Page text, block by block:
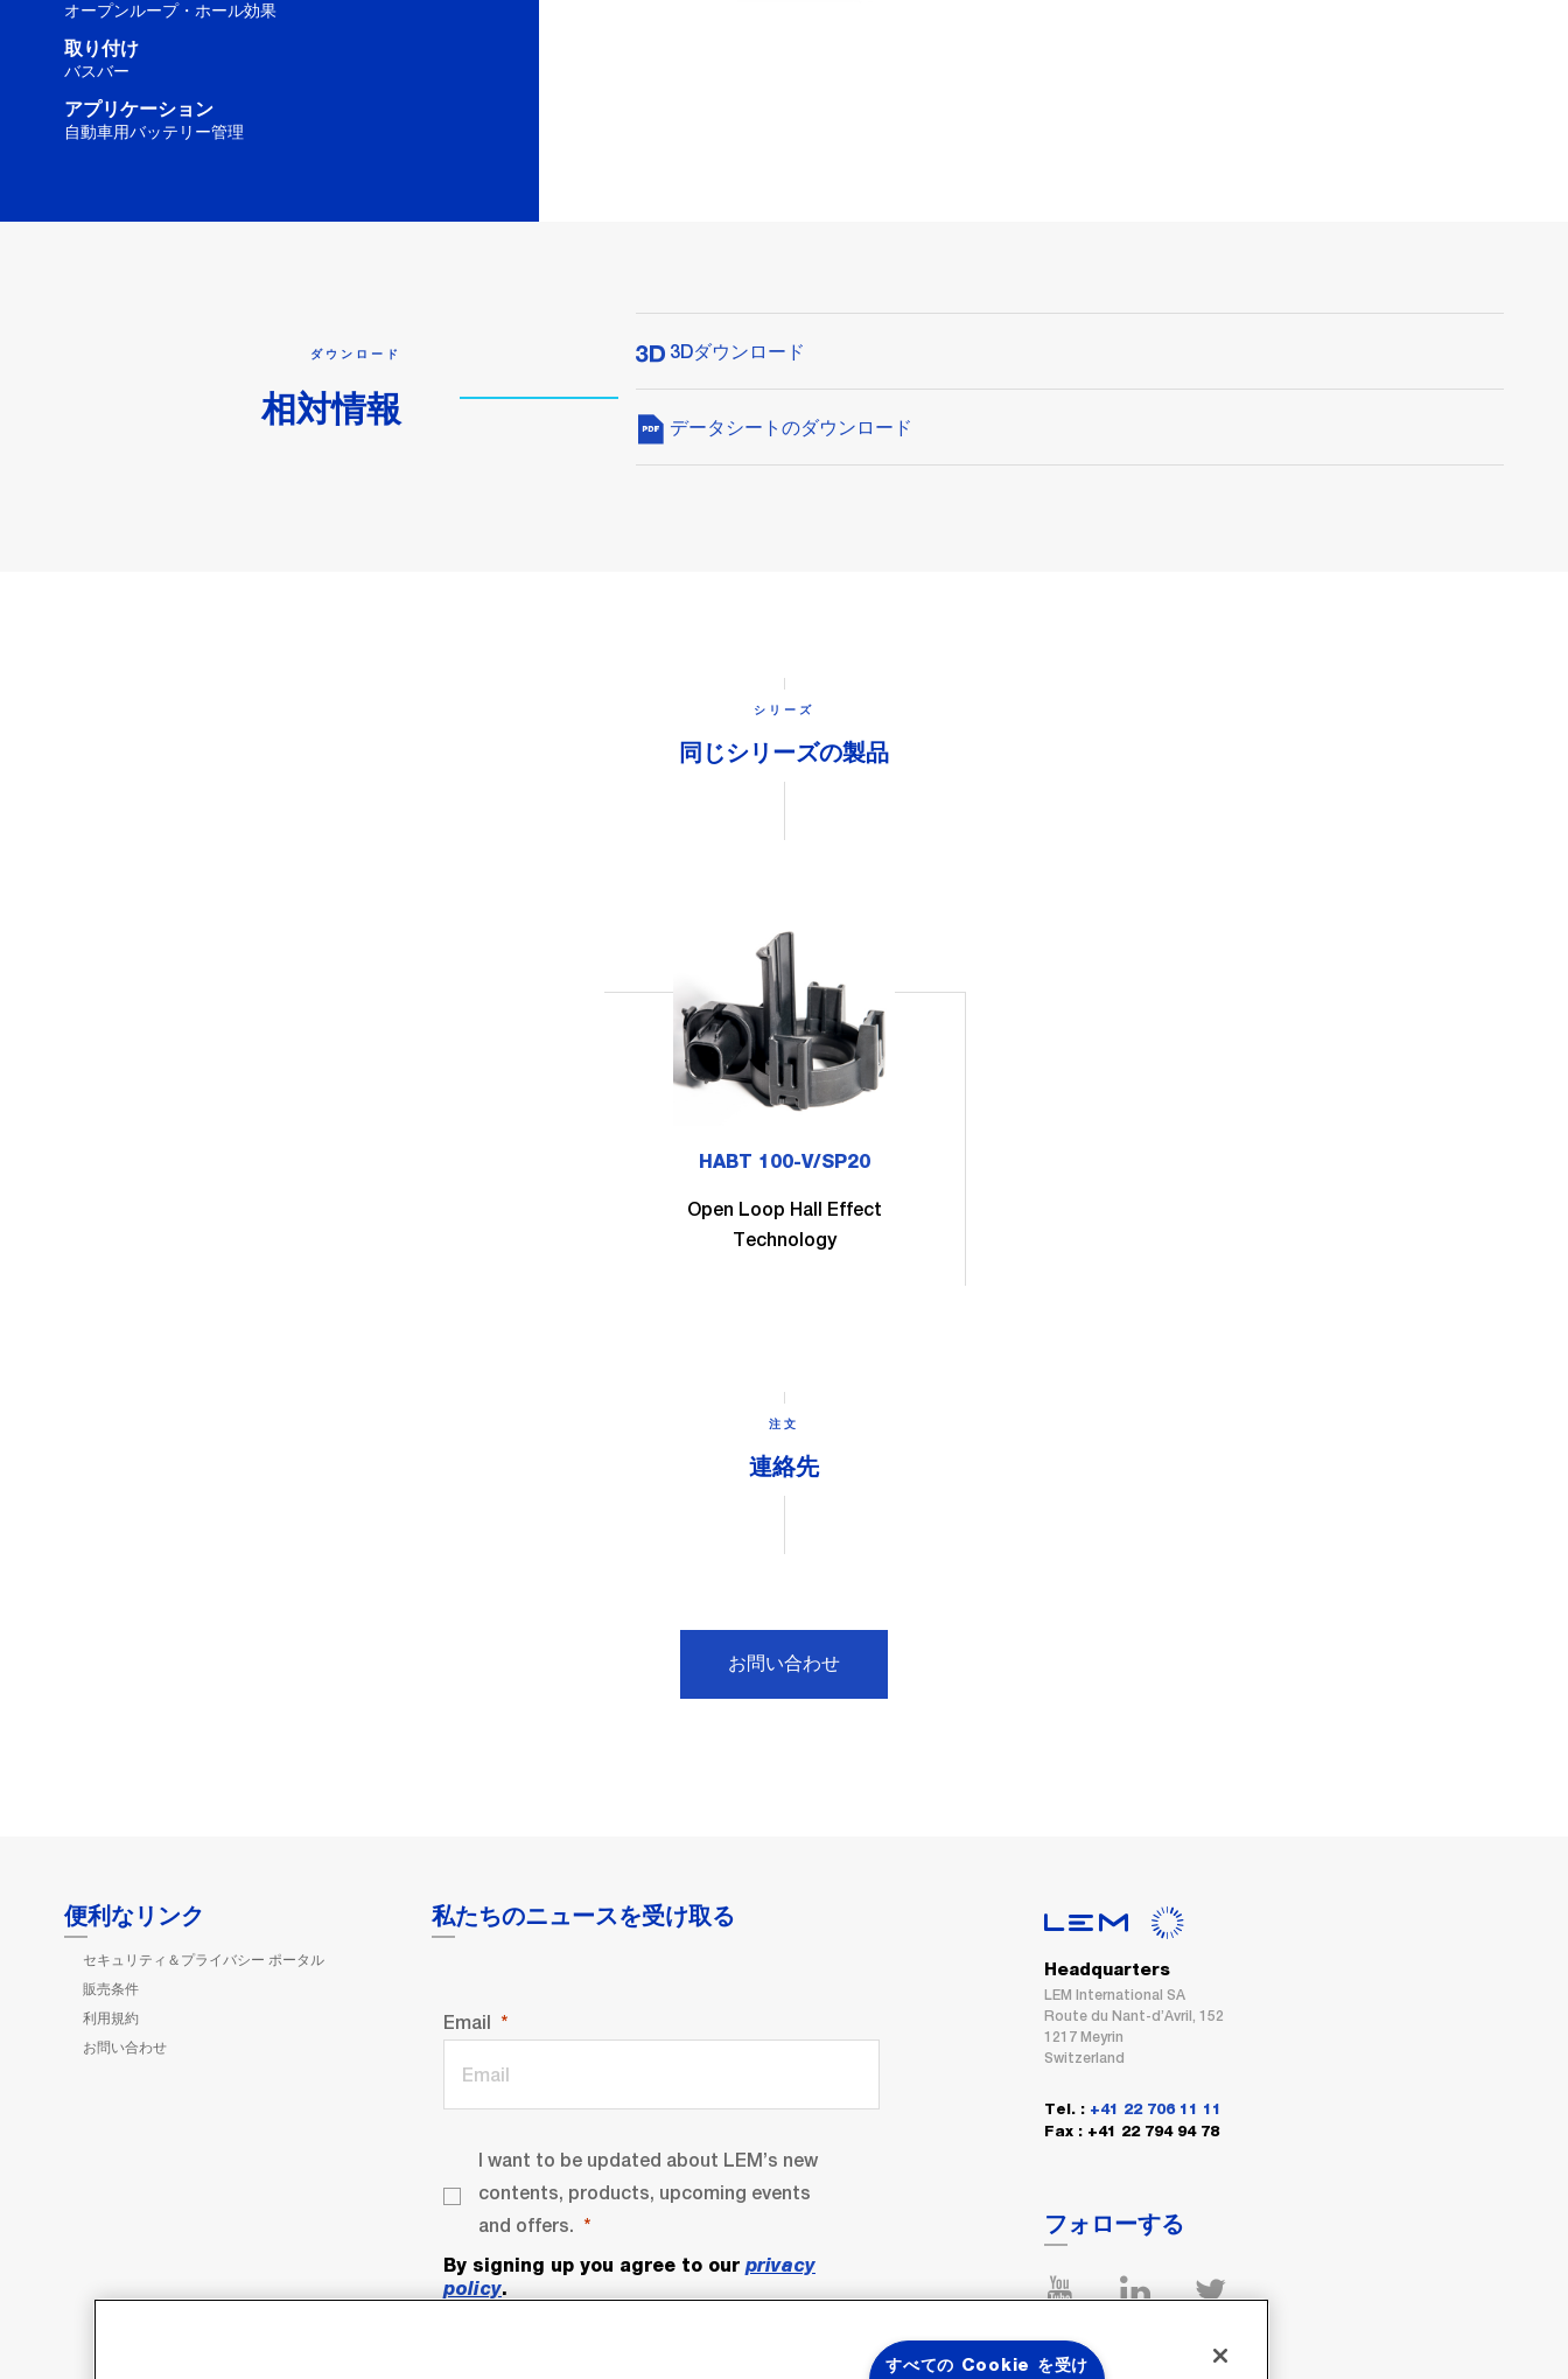
オープンループ・ホール効果
取り付け
バスバー
アプリケーション
自動車用バッテリー管理
ダウンロード
相対情報
3Dダウンロード
データシートのダウンロード
シリーズ
同じシリーズの製品
HABT 100-V/SP20
Open Loop Hall Effect
Technology
注文
連絡先
お問い合わせ
便利なリンク
セキュリティ＆プライバシー ポータル
販売条件
利用規約
お問い合わせ
私たちのニュースを受け取る
Email
I want to be updated about LEM’s new
contents, products, upcoming events
and offers.
By signing up you agree to our privacy
policy.
Headquarters
LEM International SA
Route du Nant-d’Avril, 152
1217 Meyrin
Switzerland
Tel. : +41 22 706 11 11
Fax : +41 22 794 94 78
フォローする
すべての Cookie を受け